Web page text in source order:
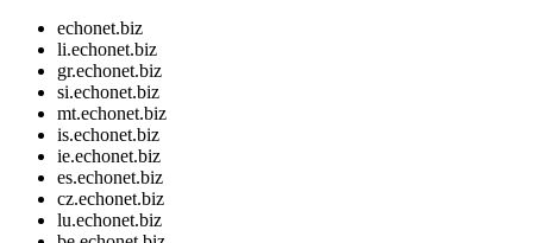
echonet.biz
li.echonet.biz
gr.echonet.biz
si.echonet.biz
mt.echonet.biz
is.echonet.biz
ie.echonet.biz
es.echonet.biz
cz.echonet.biz
lu.echonet.biz